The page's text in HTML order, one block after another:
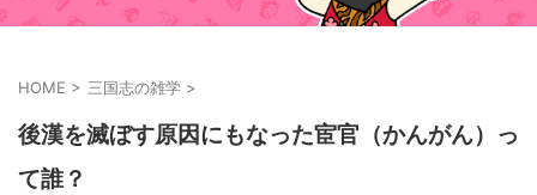
HOME > 三国志の雑学 >
後漢を滅ぼす原因にもなった宦官（かんがん）っ
て誰？